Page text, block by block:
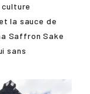
et la sauce de
Saffron Sake
sans